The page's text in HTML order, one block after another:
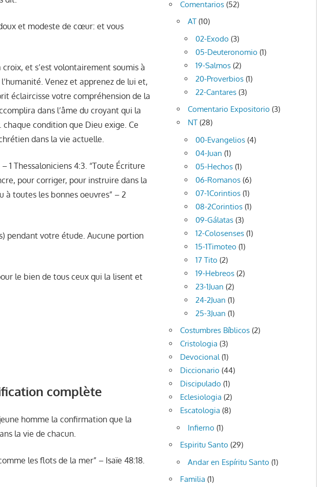
et modeste de cœur: et vous
croix, et s’est volontairement soumis à
Venez et apprenez de lui et,
éclaircisse votre compréhension de la
dans l’âme du croyant qui la
condition que Dieu exige. Ce
dans la vie actuelle.
1 Thessaloniciens 4:3. “Toute Écriture
pour corriger, pour instruire dans la
à toutes les bonnes oeuvres” – 2
pendant votre étude. Aucune portion
le bien de tous ceux qui la lisent et
complète
homme la confirmation que la
la vie de chacun.
les flots de la mer” – Isaïe 48:18.
Comentarios (52)
AT (10)
02-Exodo (3)
05-Deuteronomio (1)
19-Salmos (2)
20-Proverbios (1)
22-Cantares (3)
Comentario Expositorio (3)
NT (28)
00-Evangelios (4)
04-Juan (1)
05-Hechos (1)
06-Romanos (6)
07-1Corintios (1)
08-2Corintios (1)
09-Gálatas (3)
12-Colosenses (1)
15-1Timoteo (1)
17 Tito (2)
19-Hebreos (2)
23-1Juan (2)
24-2Juan (1)
25-3Juan (1)
Costumbres Bíblicos (2)
Cristologia (3)
Devocional(1)
Diccionario (44)
Discipulado (1)
Eclesiologia (2)
Escatologia (8)
Infierno (1)
Espiritu Santo (29)
Andar en Espíritu Santo (1)
Familia (1)